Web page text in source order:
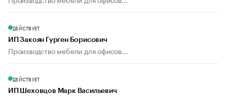
ДЕЙСТВУЕТ
ИП Закоян Гурген Борисович
Производство мебели для офисов...
ДЕЙСТВУЕТ
ИП Шеховцов Марк Васильевич